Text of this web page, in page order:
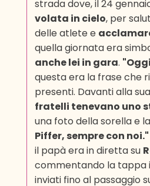
strada dove, il 24
volata in cielo, per
delle atlete e
quella giornata era
anche lei in gara.
questa era la frase che
presenti. Davanti alla
fratelli tenevano uno
una foto della sorella e
Piffer, sempre con
il papà era in diretta su
commentando la tappa
inviati fino al passaggio